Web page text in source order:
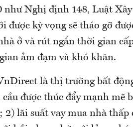
như Nghị định 148, Luật
được kỳ vọng sẽ tháo gỡ
ở và rút ngắn thời gian
ảm đạm và khó khăn.
là thị trường bất
được thúc đẩy mạnh
2) lãi suất vay mua nhà